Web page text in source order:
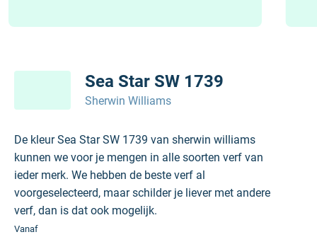
Sea Star SW 1739
Sherwin Williams
De kleur Sea Star SW 1739 van sherwin williams
kunnen we voor je mengen in alle soorten verf van
ieder merk. We hebben de beste verf al
voorgeselecteerd, maar schilder je liever met andere
verf, dan is dat ook mogelijk.
Vanaf